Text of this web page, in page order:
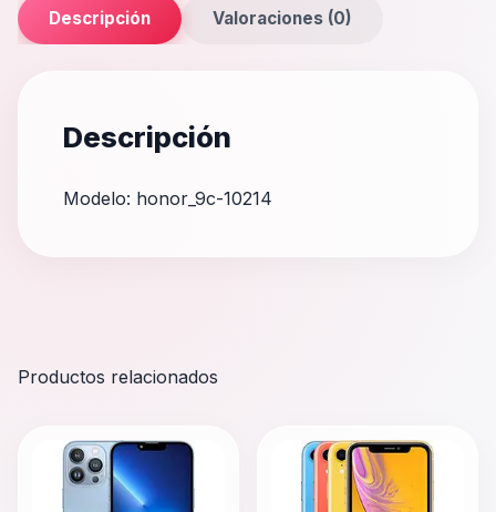
Descripción Valoraciones (0)
Descripción
Modelo: honor_9c-10214
Productos relacionados